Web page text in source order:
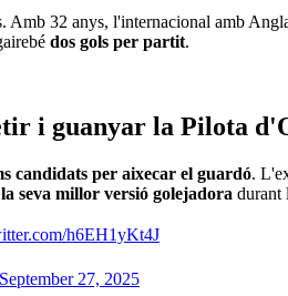
Amb 32 anys, l'internacional amb
dos gols per partit.
i guanyar la Pilota
candidats per aixecar el guardó.
la seva millor versió golejadora durant
h6EH1yKt4J
September 27, 2025